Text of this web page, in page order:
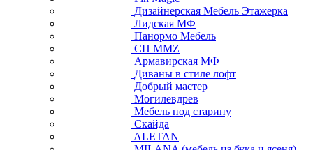
Дизайнерская Мебель Этажерка
Лидская МФ
Панормо Мебель
СП ММZ
Армавирская МФ
Диваны в стиле лофт
Добрый мастер
Могилевдрев
Мебель под старину
Скайда
ALETAN